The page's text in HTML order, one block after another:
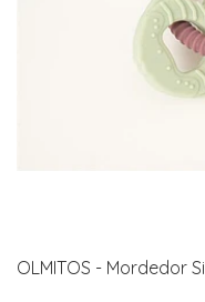
OLMITOS - Mordedor